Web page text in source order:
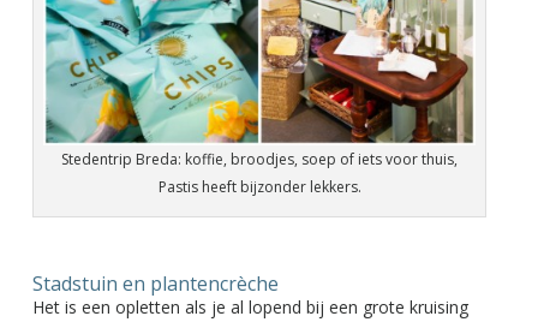
Stedentrip Breda: koffie, broodjes, soep of iets voor thuis,
Pastis heeft bijzonder lekkers.
Stadstuin en plantencrèche
Het is een opletten als je al lopend bij een grote kruising